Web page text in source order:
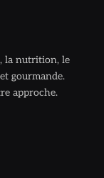
la nutrition, le
gourmande.
approche.